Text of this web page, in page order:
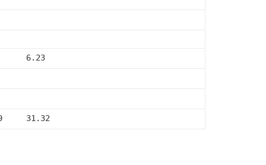
6.23
31.32